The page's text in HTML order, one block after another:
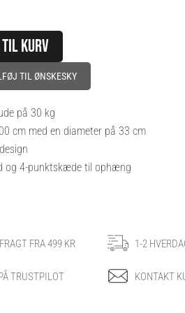
KURV
TIL ØNSKESKY
på 30 kg
cm med en diameter på 33 cm
4-punktskæde til ophæng
FRA 499 KR 1-2
TRUSTPILOT KONTAKT